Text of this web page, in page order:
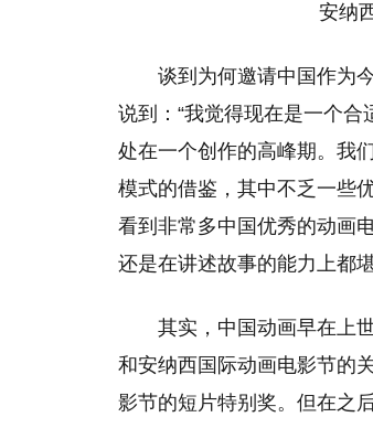
安纳
谈到为何邀请中国作为
说到：“我觉得现在是一个
处在一个创作的高峰期。我
模式的借鉴，其中不乏一些
看到非常多中国优秀的动画
还是在讲述故事的能力上都
其实，中国动画早在上
和安纳西国际动画电影节的
影节的短片特别奖。但在之